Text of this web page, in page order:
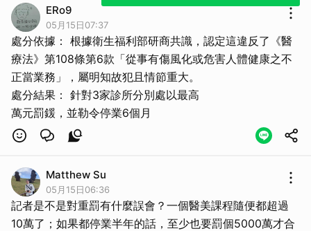
ERo9
05月15日07:37
處分依據： 根據衛生福利部研商共識，認定這違反了《醫
療法》第108條第6款「從事有傷風化或危害人體健康之不
正當業務」，屬明知故犯且情節重大。
處分結果： 針對3家診所分別處以最高
萬元罰鍰，並勒令停業6個月
Matthew Su
05月15日06:36
記者是不是對重罰有什麼誤會？一個醫美課程隨便都超過
10萬了；如果都停業半年的話，至少也要罰個5000萬才合